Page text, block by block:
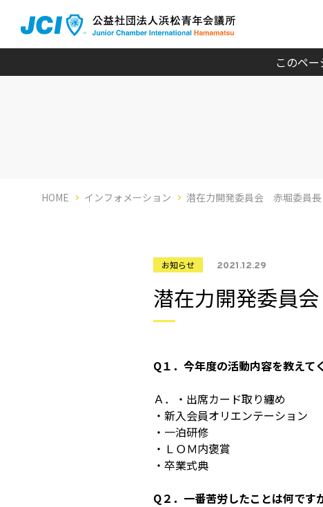
HOME インフォメーション 潜在力開発委員会 赤堀委員
お知らせ 2021.12.29
潜在力開発委員
Q１．今年度の活動内容を教えて
Ａ．・出席カード取り纏め
・新入会員オリエンテーション
・一泊研修
・ＬＯＭ内褒賞
・卒業式典
Q２．一番苦労したことは何です
このペー